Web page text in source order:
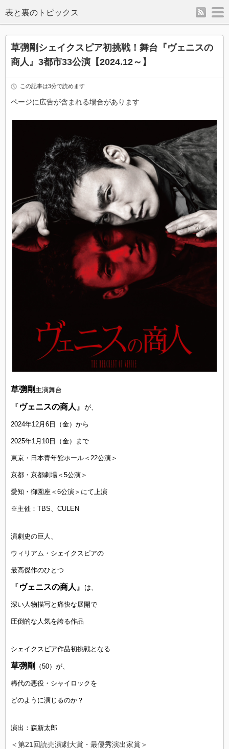
表と裏のトピックス rss
草彅剛シェイクスピア初挑戦！舞台『ヴェニスの
商人』3都市33公演【2024.12～】
この記事は3分で読めます
ページに広告が含まれる場合があります
草彅剛 主演舞台
『ヴェニスの商人 』 が、
2024年12月6日（金）から
2025年1月10日（金）まで
東京・日本青年館ホール＜22公演＞
京都・京都劇場＜5公演＞
愛知・御園座＜6公演＞にて上演
※主催：TBS、CULEN
演劇史の巨人、
ウィリアム・シェイクスピアの
最高傑作のひとつ
『ヴェニスの商人 』 は、
深い人物描写と痛快な展開で
圧倒的な人気を誇る作品
シェイクスピア作品初挑戦となる
草彅剛 （50）が、
稀代の悪役・シャイロックを
どのように演じるのか？
演出：森新太郎
＜第21回読売演劇大賞・最優秀演出家賞＞